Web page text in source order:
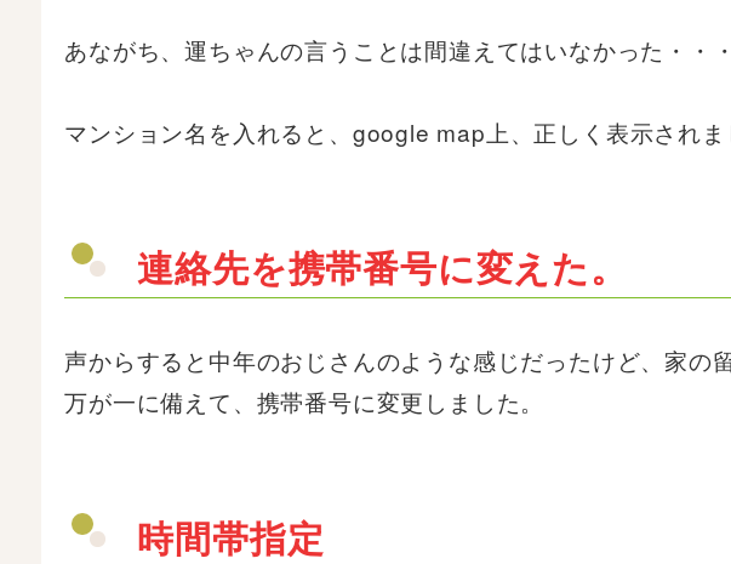
あながち、運ちゃんの言うことは間違えてはいなかった・・
マンション名を入れると、google map上、正しく表示されま
連絡先を携帯番号に変えた。
声からすると中年のおじさんのような感じだったけど、家の
万が一に備えて、携帯番号に変更しました。
時間帯指定